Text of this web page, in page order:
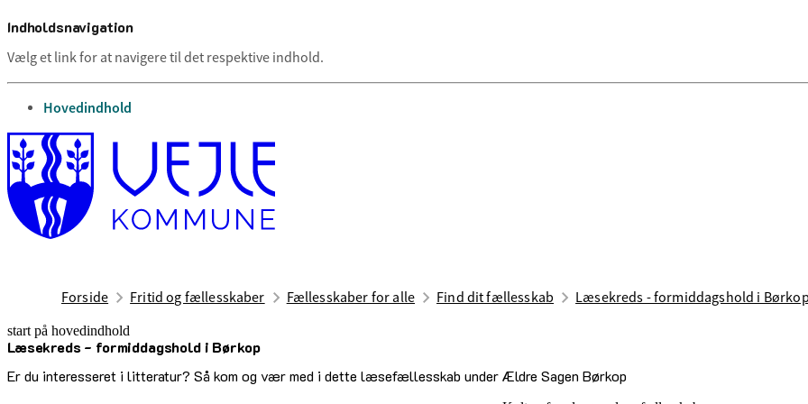
Indholdsnavigation
Vælg et link for at navigere til det respektive indhold.
gå til
Hovedindhold
Forside Fritid og fællesskaber Fællesskaber for alle Find dit fællesskab Læsekreds - formiddagshold i Børkop
start på hovedindhold
Læsekreds - formiddagshold i Børkop
Er du interesseret i litteratur? Så kom og vær med i dette læsefællesskab under Ældre Sagen Børkop
senest opdateret 2. juli 2026